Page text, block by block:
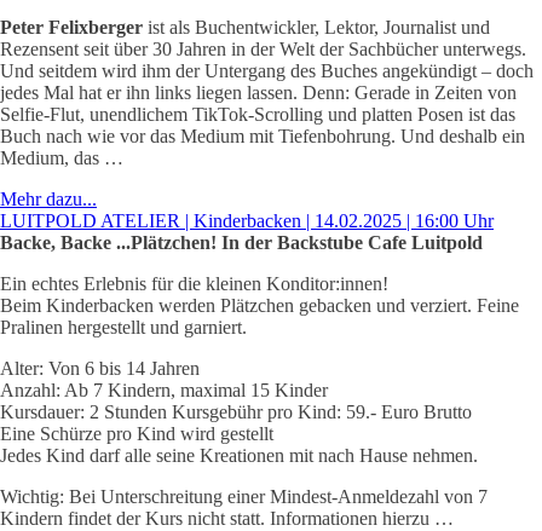
Peter Felixberger ist als Buchentwickler, Lektor, Journalist und
Rezensent seit über 30 Jahren in der Welt der Sachbücher unterwegs.
Und seitdem wird ihm der Untergang des Buches angekündigt – doch
jedes Mal hat er ihn links liegen lassen. Denn: Gerade in Zeiten von
Selfie-Flut, unendlichem TikTok-Scrolling und platten Posen ist das
Buch nach wie vor das Medium mit Tiefenbohrung. Und deshalb ein
Medium, das …
Mehr dazu...
LUITPOLD ATELIER | Kinderbacken | 14.02.2025 | 16:00 Uhr
Backe, Backe ...Plätzchen! In der Backstube Cafe Luitpold
Ein echtes Erlebnis für die kleinen Konditor:innen!
Beim Kinderbacken werden Plätzchen gebacken und verziert. Feine
Pralinen hergestellt und garniert.
Alter: Von 6 bis 14 Jahren
Anzahl: Ab 7 Kindern, maximal 15 Kinder
Kursdauer: 2 Stunden Kursgebühr pro Kind: 59.- Euro Brutto
Eine Schürze pro Kind wird gestellt
Jedes Kind darf alle seine Kreationen mit nach Hause nehmen.
Wichtig: Bei Unterschreitung einer Mindest-Anmeldezahl von 7
Kindern findet der Kurs nicht statt. Informationen hierzu …